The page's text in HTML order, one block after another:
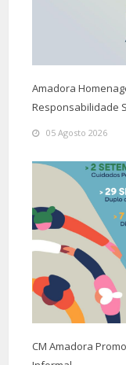
Amadora
Responsabilidade
05 Agosto 2026
CM Amadora